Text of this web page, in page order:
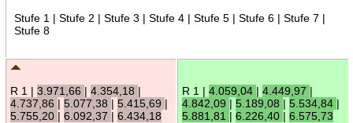
Stufe 1 | Stufe 2 | Stufe 3 | Stufe 4 | Stufe 5 | Stufe 6 | Stufe 7 |
Stufe 8
R 1 | 3.971,66 | 4.354,18 |
4.737,86 | 5.077,38 | 5.415,69 |
5.755,20 | 6.092,37 | 6.434,18
R 1 | 4.059,04 | 4.449,97 |
4.842,09 | 5.189,08 | 5.534,84 |
5.881,81 | 6.226,40 | 6.575,73